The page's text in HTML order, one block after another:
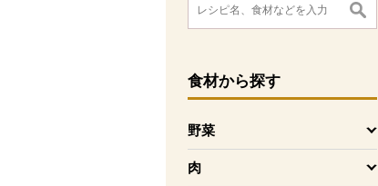
食材から探す
野菜
を開く
肉
を開く